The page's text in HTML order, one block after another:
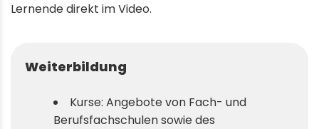
Lernende direkt im Video.
Weiterbildung
Kurse: Angebote von Fach- und
Berufsfachschulen sowie des